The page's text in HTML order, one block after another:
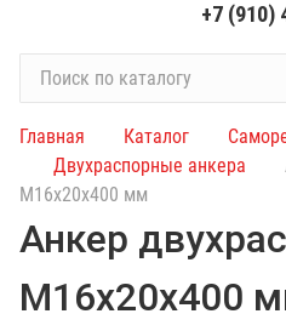
и
к
о
а
+7 (910)
Главная Каталог
Двухраспорные анкера
М16х20х400 мм
Анкер
М16х20х400